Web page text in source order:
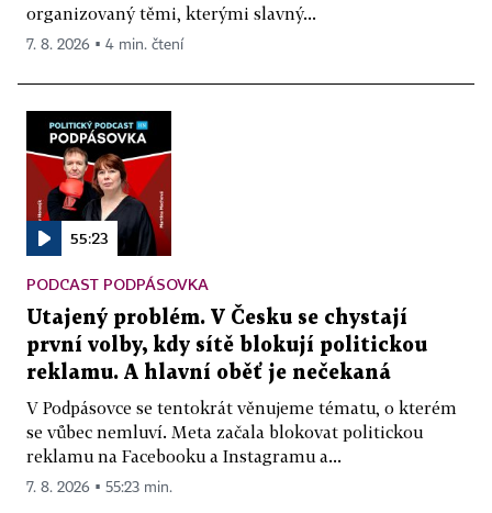
organizovaný těmi, kterými slavný...
7. 8. 2026 ▪ 4 min. čtení
55:23
PODCAST PODPÁSOVKA
Utajený problém. V Česku se chystají
první volby, kdy sítě blokují politickou
reklamu. A hlavní oběť je nečekaná
V Podpásovce se tentokrát věnujeme tématu, o kterém
se vůbec nemluví. Meta začala blokovat politickou
reklamu na Facebooku a Instagramu a...
7. 8. 2026 ▪ 55:23 min.